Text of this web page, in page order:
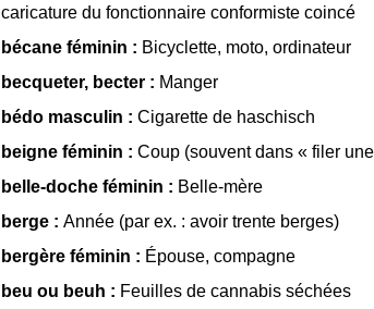
caricature du fonctionnaire conformiste coincé
bécane féminin : Bicyclette, moto, ordinateur
becqueter, becter : Manger
bédo masculin : Cigarette de haschisch
beigne féminin : Coup (souvent dans « filer
belle-doche féminin : Belle-mère
berge : Année (par ex. : avoir trente berges)
bergère féminin : Épouse, compagne
beu ou beuh : Feuilles de cannabis séchées